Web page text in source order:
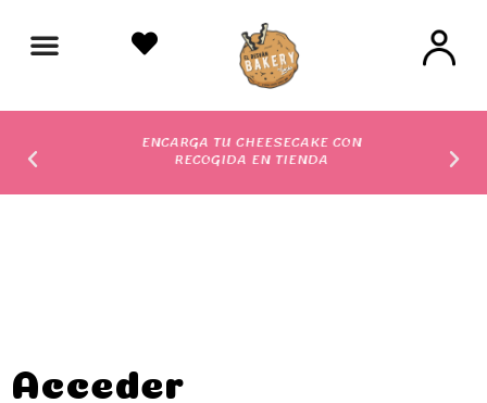
ENCARGA TU CHEESECAKE CON
RECOGIDA EN TIENDA
Acceder